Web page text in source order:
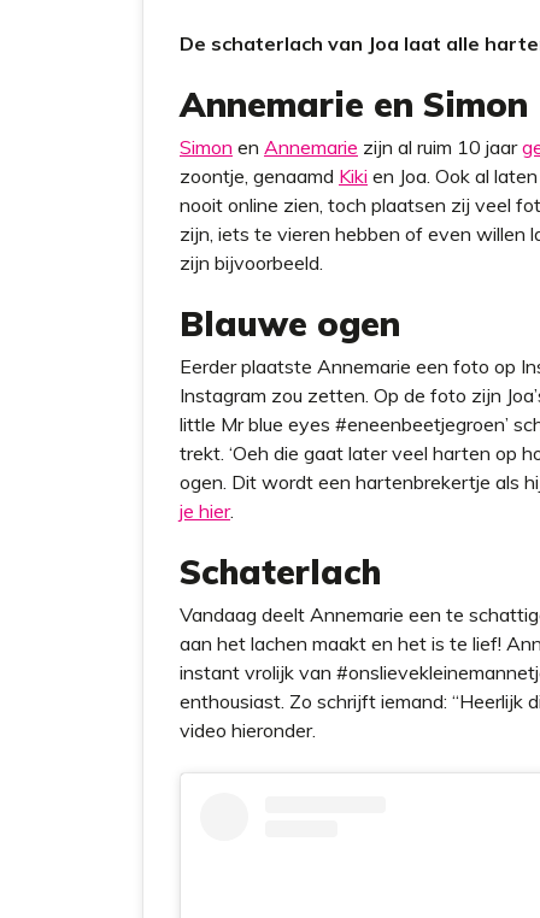
De schaterlach van Joa laat alle
Annemarie en Simon
Simon en Annemarie zijn al ruim 10 jaar
zoontje, genaamd Kiki en Joa. Ook al
nooit online zien, toch plaatsen zij veel
zijn, iets te vieren hebben of even willen
zijn bijvoorbeeld.
Blauwe ogen
Eerder plaatste Annemarie een foto op
Instagram zou zetten. Op de foto zijn
little Mr blue eyes #eneenbeetjegroen’
trekt. ‘Oeh die gaat later veel harten op
ogen. Dit wordt een hartenbrekertje als
je hier.
Schaterlach
Vandaag deelt Annemarie een te
aan het lachen maakt en het is te lief!
instant vrolijk van
enthousiast. Zo schrijft iemand: “Heerlijk
video hieronder.